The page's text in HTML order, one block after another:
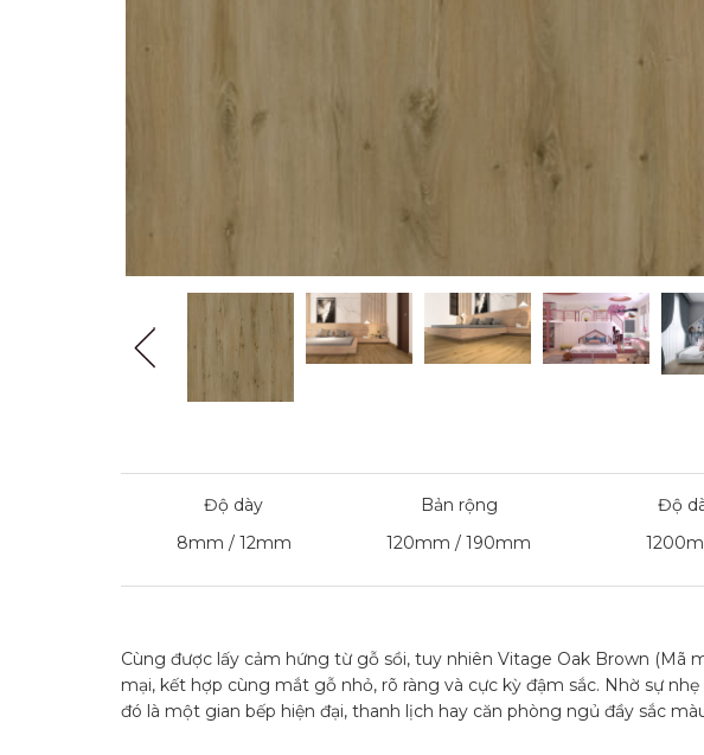
Độ dày
8mm / 12mm
Bản rộng
120mm / 190mm
Độ
Cùng được lấy cảm hứng từ gỗ sồi, tuy nhiên Vitage Oak Brown (Mã
mại, kết hợp cùng mắt gỗ nhỏ, rõ ràng và cực kỳ đậm sắc. Nhờ sự
đó là một gian bếp hiện đại, thanh lịch hay căn phòng ngủ đầy sắc